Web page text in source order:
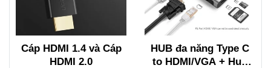
Cáp HDMI 1.4 và Cáp
HDMI 2.0
HUB đa năng Type C
to HDMI/VGA + Hub